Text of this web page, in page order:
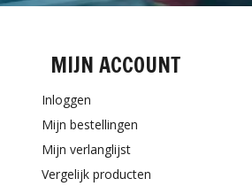
MIJN ACCOUNT
Inloggen
Mijn bestellingen
Mijn verlanglijst
Vergelijk producten